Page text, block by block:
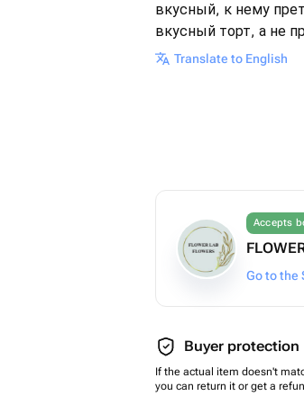
вкусный, к нему
вкусный торт, а не
Translate to English
Accepts
Go to the
Buyer protection
If the actual item doesn't
you can return it or get a